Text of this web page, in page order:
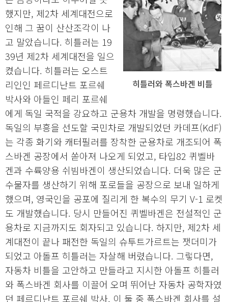
히틀러와 폭스바겐 비틀
했지만, 제2차 세계대전으로
인해 그 꿈이 산산조각이 나
고 말았습니다. 히틀러는 19
39년 제2차 세계대전을 일으
켰습니다. 히틀러는 오스트
리인인 페르디난트 포르쉐
박사와 아들인 페리 포르쉐
에게 독일 국적을 강요하고 군용차 개발을 명령했습니다.
독일의 부흥을 선도할 국민차로 개발되었던 카데프(KdF)
는 각종 화기와 캐터필러를 장착한 군용차로 개조되어 폭
스바겐 공장에서 쏟아져 나오게 되었고, 타입82 퀴벨바
겐과 수륙양용 쉬빔바겐이 생산되었습니다. 더욱 많은 군
수물자를 생산하기 위해 포로들을 공장으로 보내 일하게
했으며, 영국인을 공포에 질리게 한 복수의 무기 V-1 로켓
도 개발했습니다. 당시 만들어진 퀴벨바겐은 전설적인 군
용차로 지금까지도 회자되고 있습니다. 하지만, 제2차 세
계대전이 끝나 패전한 독일의 슈투트가르트는 잿더미가
되었고 아돌프 히틀러는 자살해 버렸습니다. 그렇다면,
자동차 비틀을 고안하고 만들라고 지시한 아돌프 히틀러
와 폭스바겐 회사를 이끌어 오며 뛰어난 자동차 공학자였
던 페르디난트 포르쉐 박사, 이 둘 중 폭스바겐 회사를 설